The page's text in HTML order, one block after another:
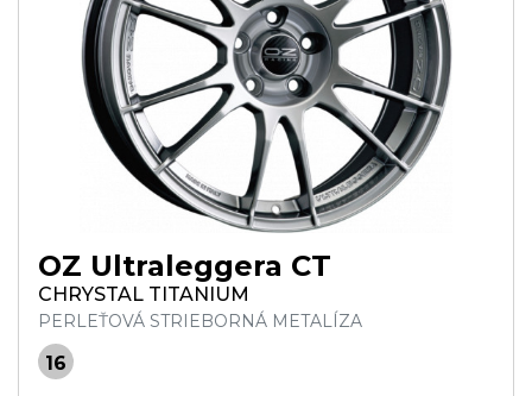
OZ Ultraleggera CT
CHRYSTAL TITANIUM
PERLEŤOVÁ STRIEBORNÁ METALÍZA
16